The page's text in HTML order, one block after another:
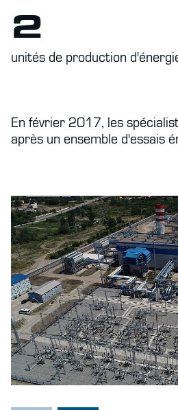
2
unités de production
En février 2017, les
après un ensemble d'essais